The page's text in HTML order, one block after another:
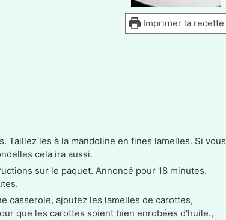
Imprimer la recette
Taillez les à la mandoline en fines lamelles. Si vous
cela ira aussi.
sur le paquet. Annoncé pour 18 minutes.
casserole, ajoutez les lamelles de carottes,
que les carottes soient bien enrobées d'huile.,